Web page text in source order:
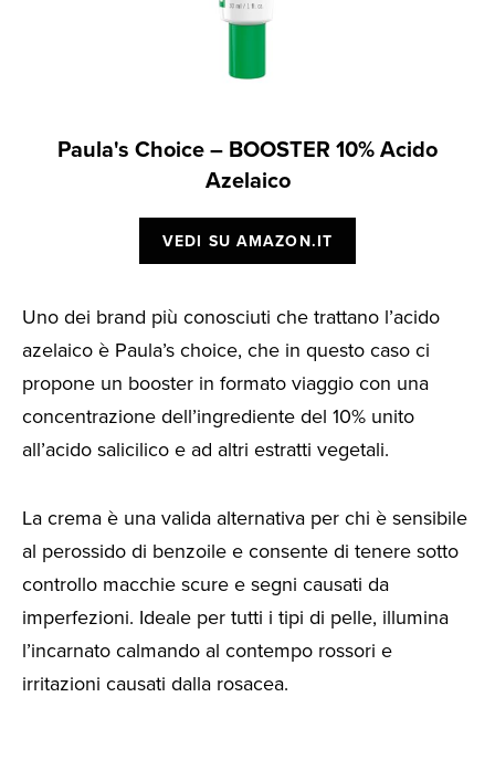
Paula's Choice – BOOSTER 10% Acido
Azelaico
VEDI SU AMAZON.IT
Uno dei brand più conosciuti che trattano l’acido
azelaico è Paula’s choice, che in questo caso ci
propone un booster in formato viaggio con una
concentrazione dell’ingrediente del 10% unito
all’acido salicilico e ad altri estratti vegetali.
La crema è una valida alternativa per chi è sensibile
al perossido di benzoile e consente di tenere sotto
controllo macchie scure e segni causati da
imperfezioni. Ideale per tutti i tipi di pelle, illumina
l’incarnato calmando al contempo rossori e
irritazioni causati dalla rosacea.